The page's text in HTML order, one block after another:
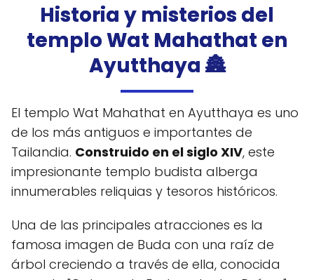
Historia y misterios del
templo Wat Mahathat en
Ayutthaya 🏯
El templo Wat Mahathat en Ayutthaya es uno
de los más antiguos e importantes de
Tailandia. Construido en el siglo XIV, este
impresionante templo budista alberga
innumerables reliquias y tesoros históricos.
Una de las principales atracciones es la
famosa imagen de Buda con una raíz de
árbol creciendo a través de ella, conocida